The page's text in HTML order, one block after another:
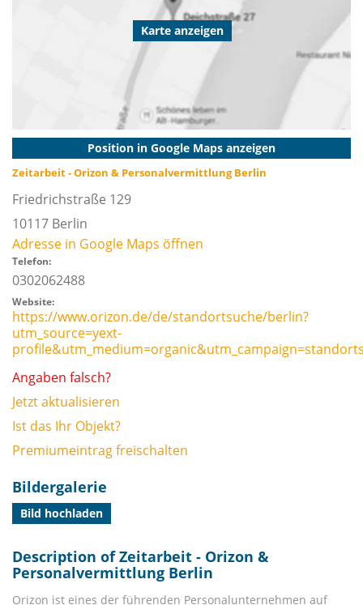
Karte anzeigen
Position in Google Maps anzeigen
Zeitarbeit - Orizon & Personalvermittlung Berlin
Friedrichstraße 129
10117 Berlin
Adresse in Google Maps öffnen
Telefon:
0302062488
Website:
https://www.orizon.de/de/standortsuche/berlin?
utm_source=yext-
Angaben falsch?
Jetzt aktualisieren
Ist das Ihr Objekt?
Premiumeintrag freischalten
Bildergalerie
Bild hochladen
Description of Zeitarbeit - Orizon &
Personalvermittlung Berlin
Orizon ist eines der führenden Personalunternehmen auf